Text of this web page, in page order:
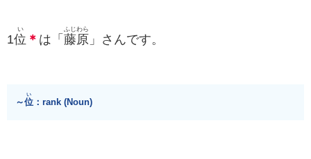
1位
い
＊ は「 藤原
ふじわら
」さんです。
～位
い
：rank (Noun)